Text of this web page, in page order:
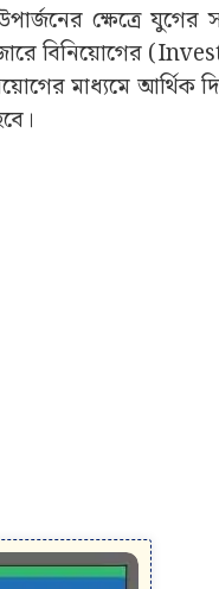
ক্ষেত্রে যুগের
বিনিয়োগের
মাধ্যমে আর্থিক